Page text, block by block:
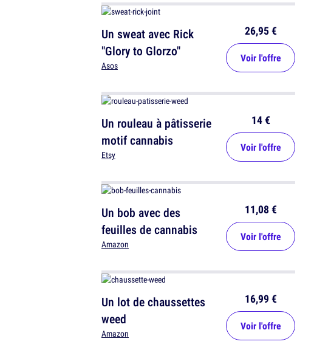
Un sweat avec Rick
"Glory to Glorzo"
Asos
26,95 €
Voir l'offre
Un rouleau à pâtisserie
motif cannabis
Etsy
14 €
Voir l'offre
Un bob avec des
feuilles de cannabis
Amazon
11,08 €
Voir l'offre
Un lot de chaussettes
weed
Amazon
16,99 €
Voir l'offre